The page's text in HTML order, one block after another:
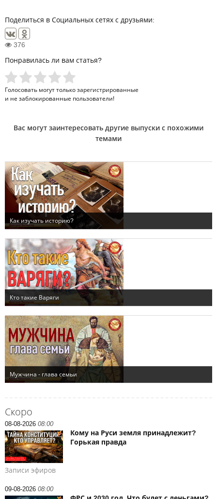
Скоро
08-08-2026 08:00
Кому на Руси земля принадлежит?
Горькая правда
Записи эфиров
09-08-2026 08:00
Поделиться в Социальных сетях с друзьями:
376
Понравилась ли вам статья?
Голосовать могут только зарегистрированные
и не заблокированные пользователи!
Вас могут заинтересовать другие выпуски с похожими
темами